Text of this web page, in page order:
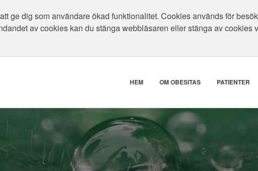
ge dig som användare ökad funktionalitet. Cookies används för
av cookies kan du stänga webbläsaren eller stänga av cookies
HEM OM OBESITAS PATIENTER